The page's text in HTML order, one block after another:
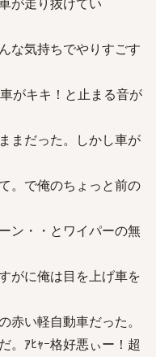
な気持ちでやりすごす
がキキ！と止まる音が
まだった。しかし車が
。で俺のちょっと前の
ン・・とワイパーの無
がに俺は目を上げ車を
い軽自動車だった。
。ｱﾋｬｰ格好悪ぃー！超